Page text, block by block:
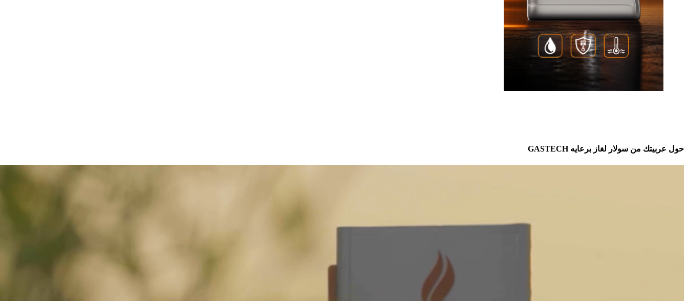
حول عربيتك من سولار لغاز برعايه GASTECH